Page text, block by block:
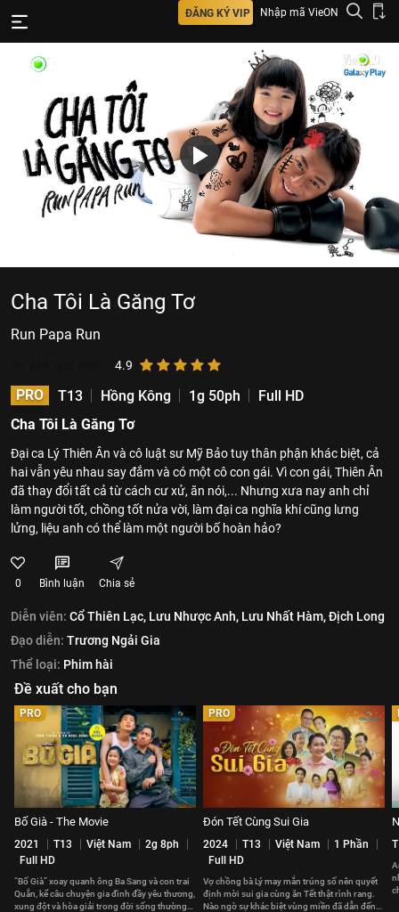
ĐĂNG KÝ VIP Nhập mã VieON
Cha Tôi Là Găng Tơ
Run Papa Run
4.9
PRO T13 Hồng Kông 1g 50ph
Full HD
Cha Tôi Là Găng Tơ
Đại ca Lý Thiên Ân và cô luật sư Mỹ Bảo tuy thân phận khác biệt, cả
hai vẫn yêu nhau say đắm và có một cô con gái. Vì con gái, Thiên Ân
đã thay đổi tất cả từ cách cư xử, ăn nói,... Nhưng xưa nay anh chỉ
làm người tốt, chồng tốt nửa vời, làm đại ca nghĩa khí cũng lưng
lửng, liệu anh có thể làm một người bố hoàn hảo?
0 Bình luận Chia sẻ
Diễn viên: Cổ Thiên Lạc, Lưu Nhược Anh, Lưu Nhất Hàm,Địch Long
Đạo diễn: Trương Ngải Gia
Thể loại: Phim hài
Đề xuất cho bạn
PRO
Bố Già - The Movie
2021 T13 Việt Nam
2g 8ph
Full HD
“Bố Già” xoay quanh ông Ba Sang và con trai
Quắn, kể câu chuyện gia đình đầy yêu thương,
xung đột và hòa giải trong đời sống thường
PRO
Đón Tết Cùng Sui Gia
2024 T13 Việt Nam
1 Phần
Full HD
Vợ chồng bà Lý may mắn trúng số nên quyết
định mời sui gia cùng ăn Tết thật rình rang.
Nào ngờ sự khác biệt vùng miền đã dẫn đến